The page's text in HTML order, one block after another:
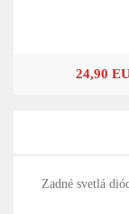
24,90
Zadné svetlá